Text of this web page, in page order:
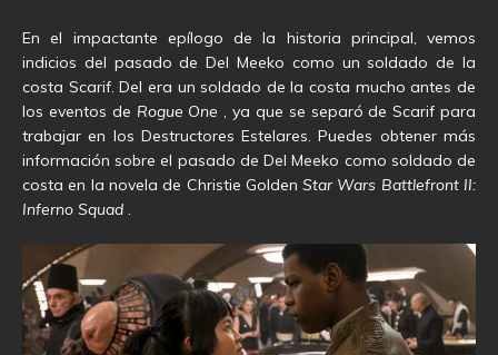
En el impactante epílogo de la historia principal, vemos
indicios del pasado de Del Meeko como un soldado de la
costa Scarif. Del era un soldado de la costa mucho antes de
los eventos de Rogue One , ya que se separó de Scarif para
trabajar en los Destructores Estelares. Puedes obtener más
información sobre el pasado de Del Meeko como soldado de
costa en la novela de Christie GoldenStar Wars Battlefront II:
Inferno Squad .